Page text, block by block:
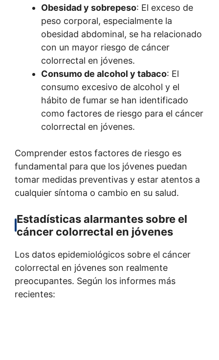
Obesidad y sobrepeso: El exceso de
peso corporal, especialmente la
obesidad abdominal, se ha relacionado
con un mayor riesgo de cáncer
colorrectal en jóvenes.
Consumo de alcohol y tabaco: El
consumo excesivo de alcohol y el
hábito de fumar se han identificado
como factores de riesgo para el cáncer
colorrectal en jóvenes.
Comprender estos factores de riesgo es
fundamental para que los jóvenes puedan
tomar medidas preventivas y estar atentos a
cualquier síntoma o cambio en su salud.
Estadísticas alarmantes sobre el
cáncer colorrectal en jóvenes
Los datos epidemiológicos sobre el cáncer
colorrectal en jóvenes son realmente
preocupantes. Según los informes más
recientes: